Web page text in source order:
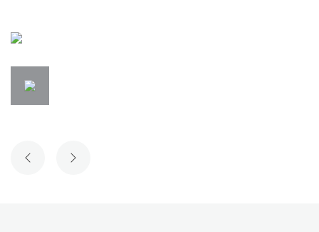
PREJŠNJI DIAPOZITIV
NASLEDNJI DIAPOZITIV